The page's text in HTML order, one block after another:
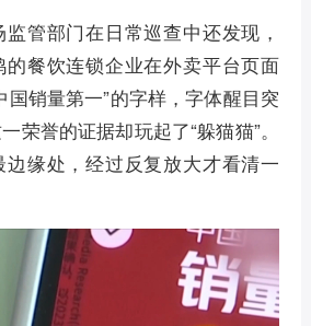
管部门在日常巡查中还发现，
餐饮连锁企业在外卖平台页面
国销量第一”的字样，字体醒目突
荣誉的证据却玩起了“躲猫猫”。
缘处，经过反复放大才看清一